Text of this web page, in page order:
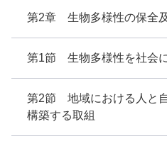
第2章 生物多様性の保全
第1節 生物多様性を社会
第2節 地域における人と
構築する取組